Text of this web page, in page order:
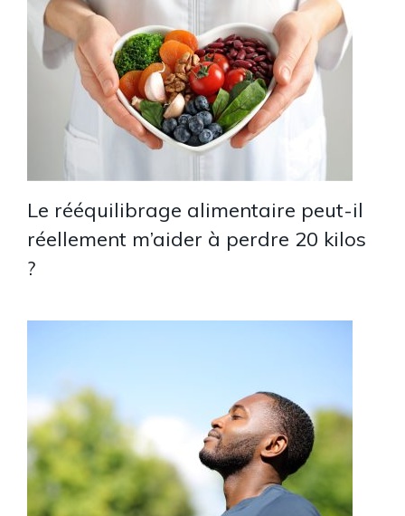
Le rééquilibrage alimentaire peut-il
réellement m’aider à perdre 20 kilos
?